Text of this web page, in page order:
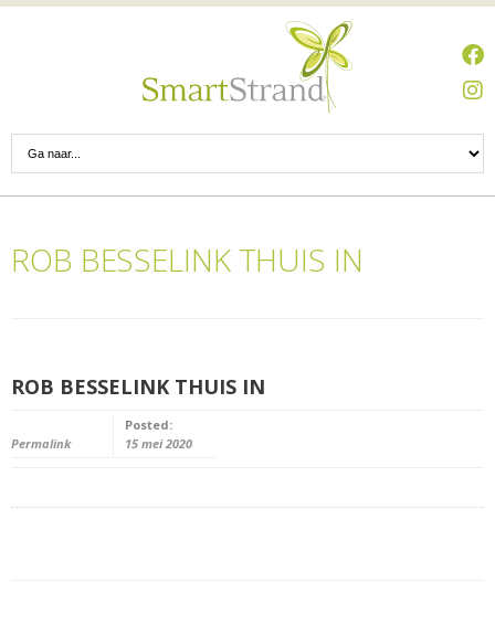
ROB BESSELINK THUIS IN
ROB BESSELINK THUIS IN
Permalink
Posted:
15 mei 2020